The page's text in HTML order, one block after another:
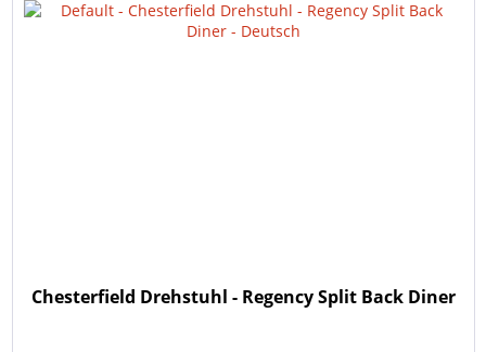
Chesterfield Drehstuhl - Regency Split Back Diner